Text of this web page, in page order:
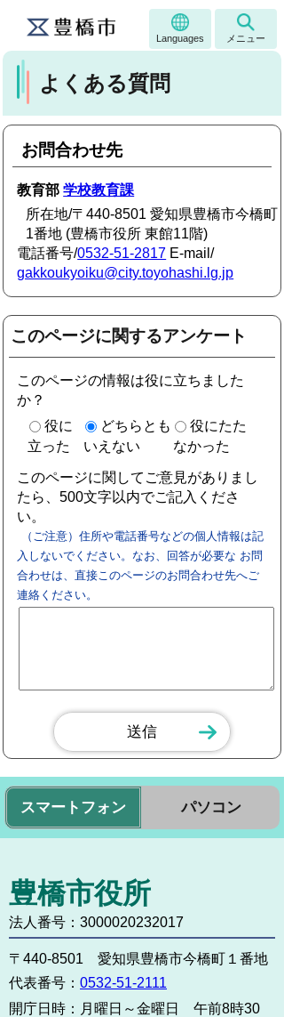
Languages メニュー
よくある質問
お問合わせ先
教育部学校教育課
所在地/〒440-8501 愛知県豊橋市今橋町
1番地 (豊橋市役所 東館11階)
電話番号/0532-51-2817 E-mail/
gakkoukyoiku@city.toyohashi.lg.jp
このページに関するアンケート
このページの情報は役に立ちました
か？
役に
立った
どちらとも
いえない
役にたた
なかった
このページに関してご意見がありまし
たら、500文字以内でご記入くださ
い。
（ご注意）住所や電話番号などの個人情報は記
入しないでください。なお、回答が必要な お問
合わせは、直接このページのお問合わせ先へご
連絡ください。
スマートフォン パソコン
豊橋市役所
法人番号：3000020232017
〒440-8501 愛知県豊橋市今橋町１番地
代表番号： 0532-51-2111
開庁日時： 月曜日～金曜日 午前8時30